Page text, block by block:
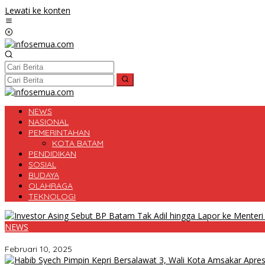
Lewati ke konten
NEWS
NASIONAL
PEMERINTAHAN
KOTA BATAM
PENDIDIKAN
SOSIAL
BUDAYA
OLAHRAGA
TEKNOLOGI
NEWS
Februari 10, 2025